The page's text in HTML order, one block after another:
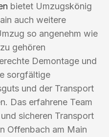
bietet Umzugskönig
auch weitere
so angenehm wie
gehören
Demontage und
sorgfältige
und der Transport
Das erfahrene Team
sicheren Transport
Offenbach am Main